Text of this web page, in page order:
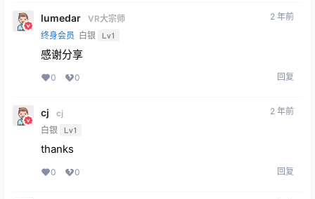
lumedar
VR大宗师
终身会员 白银 Lv1
2 年前
感谢分享
0 0 回复
cj
cj
白银
Lv1
2 年前
thanks
0 0 回复